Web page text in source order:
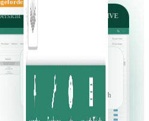
LIVE
Protokoll versendet
gerade eben — automatisch